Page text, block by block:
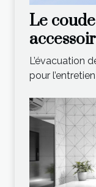
Le
vendu
L’évacuation
pour